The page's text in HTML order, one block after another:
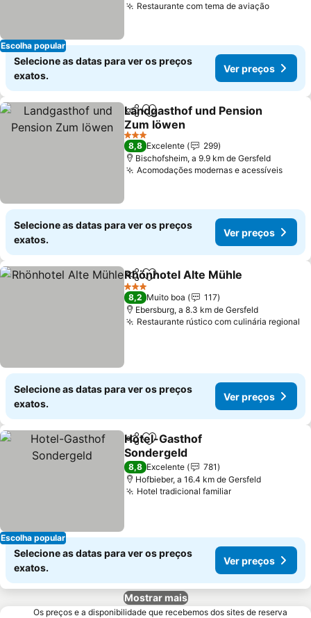
Escolha popular
Restaurante com tema de aviaçãoVer
Selecione as datas para ver os preços
exatos.
Ver preços
PartilharAdicionar aos favoritos
Landgasthof und Pension
Zum löwen
Ver preços
3 Estrelas
8,8 Excelente
299
Bischofsheim, a 9.9 km de Gersfeld
Acomodações modernas e acessíveisVer
Selecione as datas para ver os preços
exatos.
Ver preços
PartilharAdicionar aos favoritos
Rhönhotel Alte Mühle
3 Estrelas
8,2 Muito boa
117
Ebersburg, a 8.3 km de Gersfeld
Restaurante rústico com culinária regional
Selecione as datas para ver os preços
exatos.
Ver preços
Escolha popular
PartilharAdicionar aos favoritos
Hotel-Gasthof
Sondergeld
Ver preços
8,8 Excelente
781
Hofbieber, a 16.4 km de Gersfeld
Hotel tradicional familiarVer preços
Selecione as datas para ver os preços
exatos.
Ver preços
Mostrar mais
Os preços e a disponibilidade que recebemos dos sites de reserva